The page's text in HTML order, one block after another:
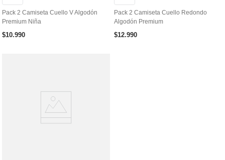
Pack 2 Camiseta Cuello V Algodón
Premium Niña
$10.990
Pack 2 Camiseta Cuello Redondo
Algodón Premium
$12.990